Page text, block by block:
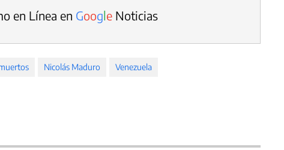
en Línea en GoogleNoticias
Nicolás Maduro Venezuela